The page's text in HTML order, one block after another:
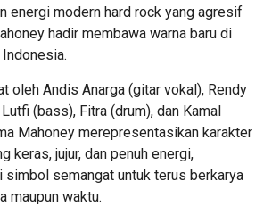
energi modern hard rock yang agresif
hadir membawa warna baru di
oleh Andis Anarga (gitar vokal), Rendy
(bass), Fitra (drum), dan Kamal
Mahoney merepresentasikan karakter
keras, jujur, dan penuh energi,
simbol semangat untuk terus berkarya
maupun waktu.